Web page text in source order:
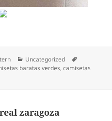
Categorías
Uncategorized
baratas verdes,camisetas
zaragoza